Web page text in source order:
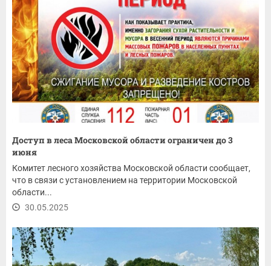
Доступ в леса Московской области ограничен до 3
июня
Комитет лесного хозяйства Московской области сообщает,
что в связи с установлением на территории Московской
области...
30.05.2025